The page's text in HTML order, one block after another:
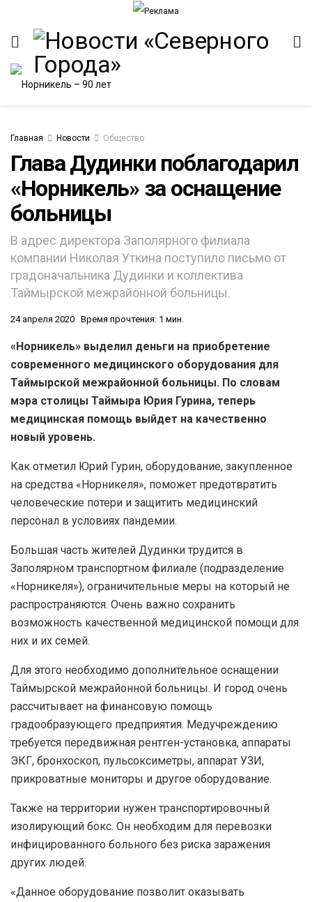
Главная Новости Общество
Глава Дудинки поблагодарил
«Норникель» за оснащение
больницы
В адрес директора Заполярного филиала
компании Николая Уткина поступило письмо от
градоначальника Дудинки и коллектива
Таймырской межрайонной больницы.
24 апреля 2020 Время прочтения: 1 мин.
«Норникель» выделил деньги на приобретение
современного медицинского оборудования для
Таймырской межрайонной больницы. По словам
мэра столицы Таймыра Юрия Гурина, теперь
медицинская помощь выйдет на качественно
новый уровень.
Как отметил Юрий Гурин, оборудование, закупленное
на средства «Норникеля», поможет предотвратить
человеческие потери и защитить медицинский
персонал в условиях пандемии.
Большая часть жителей Дудинки трудится в
Заполярном транспортном филиале (подразделение
«Норникеля»), ограничительные меры на который не
распространяются. Очень важно сохранить
возможность качественной медицинской помощи для
них и их семей.
Для этого необходимо дополнительное оснащении
Таймырской межрайонной больницы. И город очень
рассчитывает на финансовую помощь
градообразующего предприятия. Медучреждению
требуется передвижная рентген-установка, аппараты
ЭКГ, бронхоскоп, пульсоксиметры, аппарат УЗИ,
прикроватные мониторы и другое оборудование.
Также на территории нужен транспортировочный
изолирующий бокс. Он необходим для перевозки
инфицированного больного без риска заражения
других людей.
«Данное оборудование позволит оказывать